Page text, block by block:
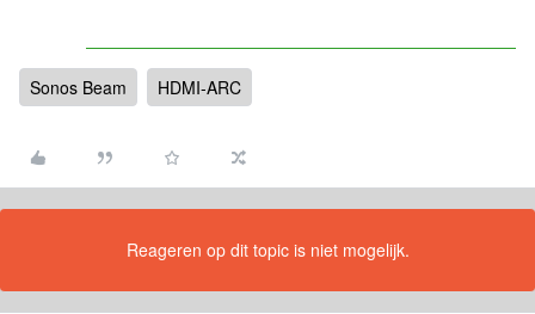
Sonos Beam HDMI-ARC
Reageren op dit topic is niet mogelijk.